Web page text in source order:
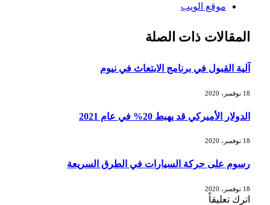
موقع الويب
المقالاتذات الصلة
آلية القبول في برنامج الابتعاث في نيوم
18 نوفمبر، 2020
الدولار الأميركي قد يهبط 20% في عام 2021
18 نوفمبر، 2020
رسوم على حركة السيارات في الطرق السريعة
18 نوفمبر، 2020
اترك تعليقاً